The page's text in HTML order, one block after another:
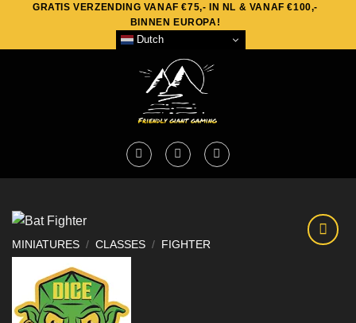
content
GRATIS VERZENDING VANAF €75,- IN NL & VANAF €100,-
BINNEN EUROPA!
Dutch
MINIATURES / CLASSES / FIGHTER